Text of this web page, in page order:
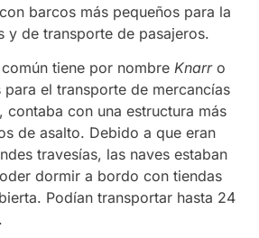
barcos más pequeños para la
y de transporte de pasajeros.
tiene por nombre Knarro
para el transporte de mercancías
contaba con una estructura más
de asalto. Debido a que eran
travesías, las naves estaban
dormir a bordo con tiendas
Podían transportar hasta 24